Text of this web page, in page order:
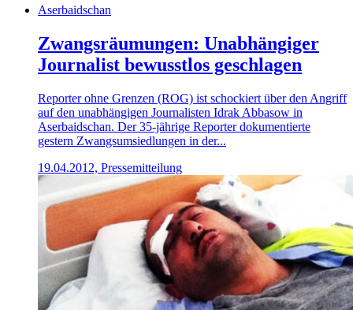
Aserbaidschan
Zwangsräumungen: Unabhängiger
Journalist bewusstlos geschlagen
Reporter ohne Grenzen (ROG) ist schockiert über den Angriff
auf den unabhängigen Journalisten Idrak Abbasow in
Aserbaidschan. Der 35-jährige Reporter dokumentierte
gestern Zwangsumsiedlungen in der...
19.04.2012, Pressemitteilung